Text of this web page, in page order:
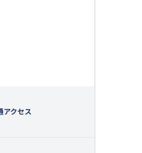
アクセス